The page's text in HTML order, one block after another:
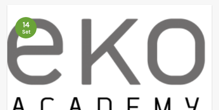
14
Set